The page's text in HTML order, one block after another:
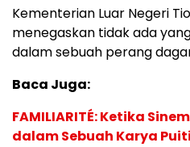
Kementerian Luar Negeri
menegaskan tidak ada
dalam sebuah perang
Baca Juga:
FAMILIARITÉ: Ketika
dalam Sebuah Karya